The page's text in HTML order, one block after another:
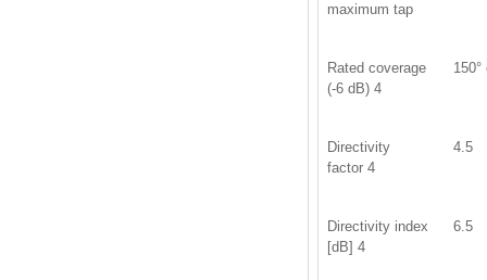
maximum tap
Rated coverage
(-6 dB) 4
Directivity
factor 4
4.5
Directivity index
[dB] 4
6.5